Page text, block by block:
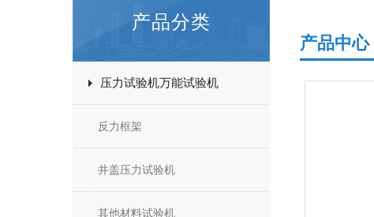
产品分类
压力试验机万能试验机
反力框架
井盖压力试验机
其他材料试验机
产品中心